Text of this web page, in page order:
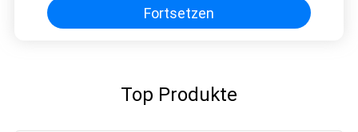
Fortsetzen
Top Produkte